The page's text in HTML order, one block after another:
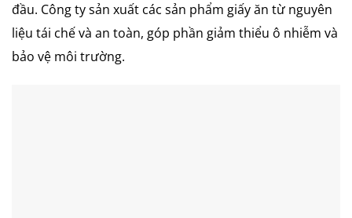
đầu. Công ty sản xuất các sản phẩm giấy ăn từ nguyên
liệu tái chế và an toàn, góp phần giảm thiểu ô nhiễm và
bảo vệ môi trường.